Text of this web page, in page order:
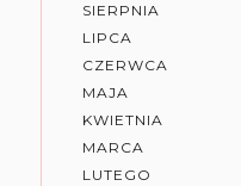
SIERPNIA
LIPCA
CZERWCA
MAJA
KWIETNIA
MARCA
LUTEGO